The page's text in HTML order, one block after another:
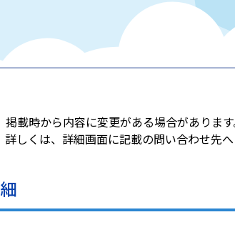
載時から内容に変更がある場合がありま
しくは、詳細画面に記載の問い合わせ先へ